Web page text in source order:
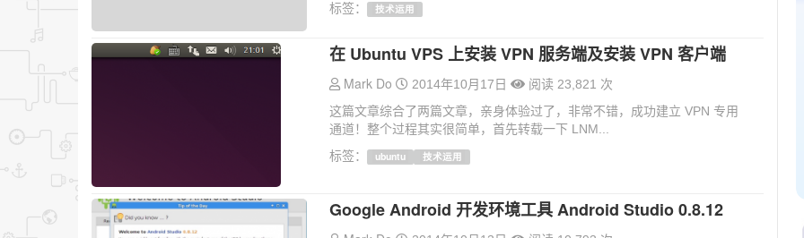
标签：
技术运用
在 Ubuntu VPS 上安装 VPN 服务端及安装 VPN 客户端
Mark Do 2014年10月17日
阅读 23,821 次
这篇文章综合了两篇文章，亲身体验过了，非常不错，成功建立 VPN 专用
通道！整个过程其实很简单，首先转载一下 LNM...
标签：
ubuntu 技术运用
Google Android 开发环境工具 Android Studio 0.8.12